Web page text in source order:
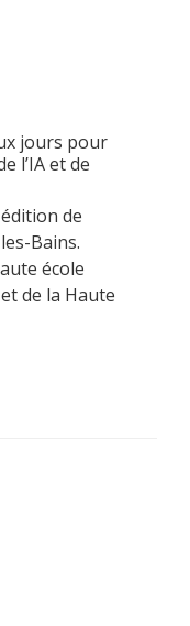
jours pour
l’IA et de
de
Bains.
école
de la Haute